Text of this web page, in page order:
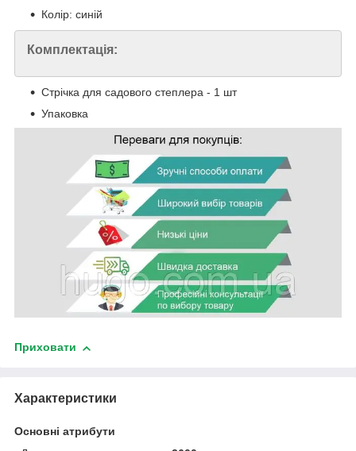
Колір: синій
Комплектація:
Стрічка для садового степлера - 1 шт
Упаковка
Приховати
Характеристики
Основні атрибути